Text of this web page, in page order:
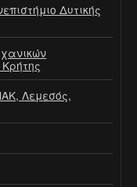
Δυτικής
Λεμεσός,